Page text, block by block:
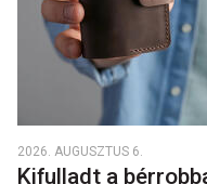
2026. AUGUSZTUS 6.
Kifulladt a